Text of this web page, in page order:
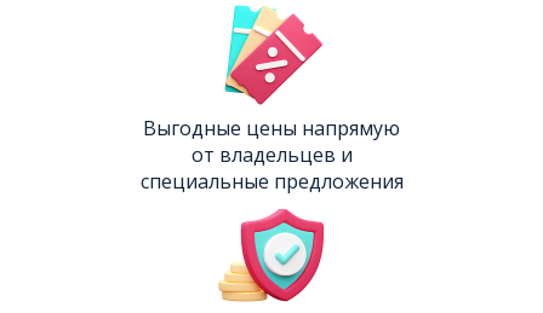
Выгодные цены напрямую
от владельцев и
специальные предложения